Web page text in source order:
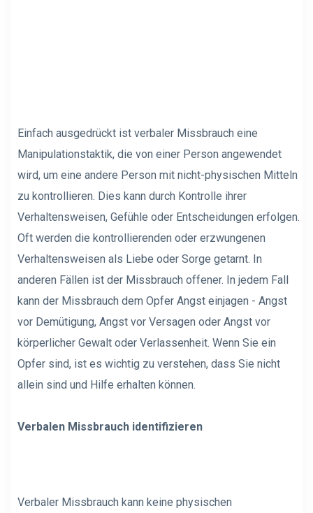
Einfach ausgedrückt ist verbaler Missbrauch eine
Manipulationstaktik, die von einer Person angewendet
wird, um eine andere Person mit nicht-physischen Mitteln
zu kontrollieren. Dies kann durch Kontrolle ihrer
Verhaltensweisen, Gefühle oder Entscheidungen erfolgen.
Oft werden die kontrollierenden oder erzwungenen
Verhaltensweisen als Liebe oder Sorge getarnt. In
anderen Fällen ist der Missbrauch offener. In jedem Fall
kann der Missbrauch dem Opfer Angst einjagen - Angst
vor Demütigung, Angst vor Versagen oder Angst vor
körperlicher Gewalt oder Verlassenheit. Wenn Sie ein
Opfer sind, ist es wichtig zu verstehen, dass Sie nicht
allein sind und Hilfe erhalten können.
Verbalen Missbrauch identifizieren
Verbaler Missbrauch kann keine physischen